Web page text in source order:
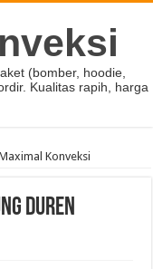
(bomber, hoodie,
Kualitas rapih, harga
Konveksi
Duren